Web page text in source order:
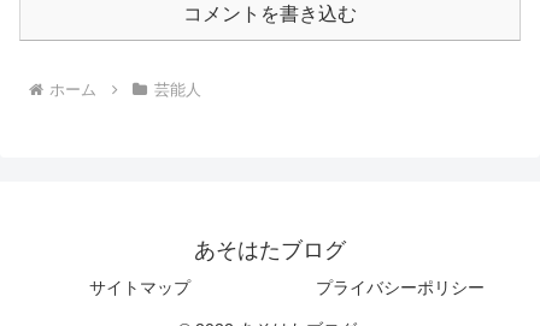
コメントを書き込む
ホーム 芸能人
あそはたブログ
サイトマップ プライバシーポリシー